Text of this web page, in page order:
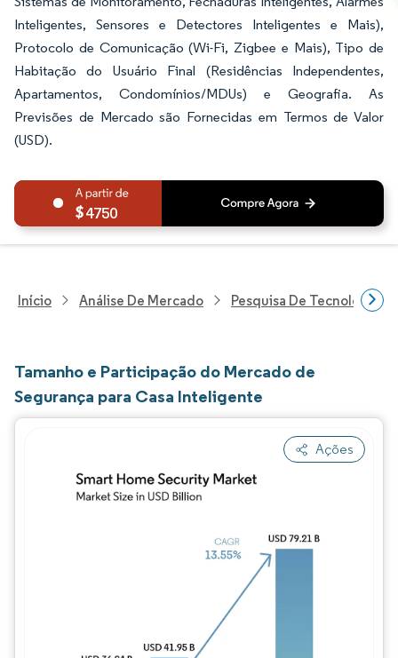
Inteligentes, Sensores e Detectores Inteligentes e Mais),
Protocolo de Comunicação (Wi-Fi, Zigbee e Mais), Tipo de
Habitação do Usuário Final (Residências Independentes,
Apartamentos, Condomínios/MDUs) e Geografia. As
Previsões de Mercado são Fornecidas em Termos de Valor
(USD).
4750
Início Análise De Mercado Pesquisa De Tecnologia,
Tamanho e Participação do Mercado de
Segurança para Casa Inteligente
Ações
Imagem © Mordor Intelligence. O reuso